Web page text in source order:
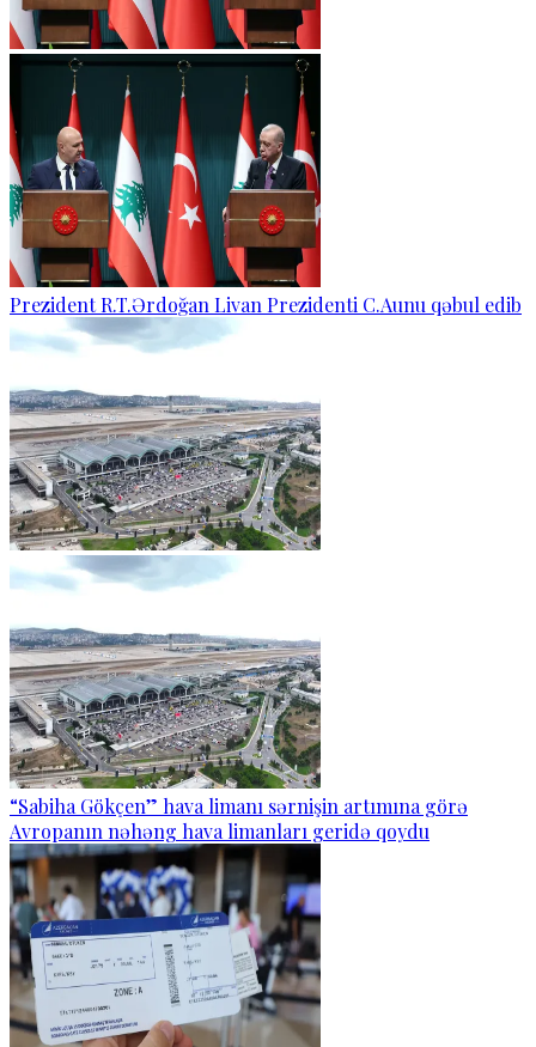
Prezident R.T.Ərdoğan Livan Prezidenti C.Aunu qəbul edib
“Sabiha Gökçen” hava limanı sərnişin artımına görə
Avropanın nəhəng hava limanları geridə qoydu